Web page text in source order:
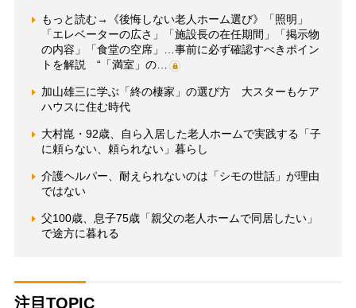
もっと読む→《後悔しない老人ホーム選び》「照明」
「エレベーターの広さ」「施設長の在任期間」「掲示物
の内容」「食堂の空席」…事前に必ず確認すべきポイン
トを解説 “「満室」の…
加山雄三に学ぶ「終の棲家」の選び方 大スターもケア
ハウスに住む時代
大村崑・92歳、自ら入居した老人ホームで実践する「子
に頼らない、頼られない」暮らし
介護ヘルパー、耐えられないのは「シモの世話」が理由
ではない
父100歳、息子75歳「親父の老人ホームで同居したい」
で途方に暮れる
注目TOPIC